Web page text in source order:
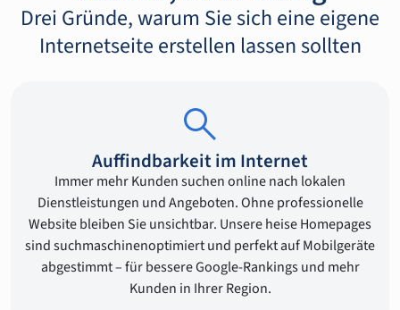
Drei Gründe, warum Sie sich eine eigene
Internetseite erstellen lassen sollten
Auffindbarkeit im Internet
Immer mehr Kunden suchen online nach lokalen
Dienstleistungen und Angeboten. Ohne professionelle
Website bleiben Sie unsichtbar. Unsere heise Homepages
sind suchmaschinenoptimiert und perfekt auf Mobilgeräte
abgestimmt – für bessere Google-Rankings und mehr
Kunden in Ihrer Region.